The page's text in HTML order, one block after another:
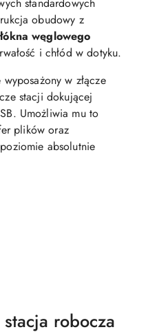
standardowych
obudowy z
węglowego
i chłód w dotyku.
w złącze
stacji dokującej
Umożliwia mu to
plików oraz
absolutnie
robocza